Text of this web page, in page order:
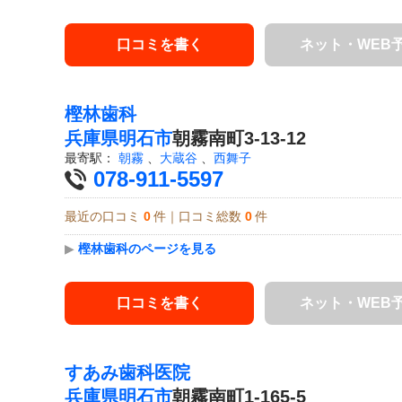
口コミを書く ネット・WEB
樫林歯科
兵庫県明石市朝霧南町3-13-12
最寄駅： 朝霧 、 大蔵谷 、 西舞子
078-911-5597
最近の口コミ 0 件｜口コミ総数 0 件
▶ 樫林歯科のページを見る
口コミを書く ネット・WEB
すあみ歯科医院
兵庫県明石市朝霧南町1-165-5